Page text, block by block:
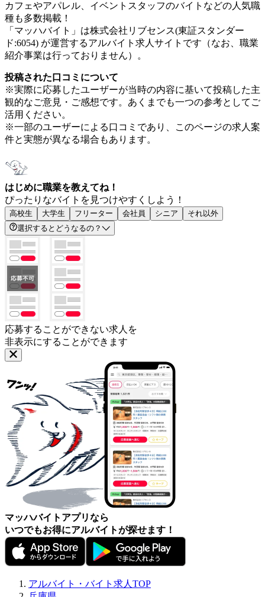
カフェやアパレル、イベントスタッフのバイトなどの人気職
種も多数掲載！
「マッハバイト」は株式会社リブセンス(東証スタンダー
ド:6054) が運営するアルバイト求人サイトです（なお、職業
紹介事業は行っておりません）。
投稿された口コミについて
※実際に応募したユーザーが当時の内容に基いて投稿した主
観的なご意見・ご感想です。あくまでも一つの参考としてご
活用ください。
※一部のユーザーによる口コミであり、このページの求人案
件と実態が異なる場合もあります。
はじめに職業を教えてね！
ぴったりなバイトを見つけやすくしよう！
高校生 大学生 フリーター 会社員 シニア
それ以外
選択するとどうなるの？
応募することができない求人を
非表示にすることができます
マッハバイトアプリなら
いつでもお得にアルバイトが探せます！
アルバイト・バイト求人TOP